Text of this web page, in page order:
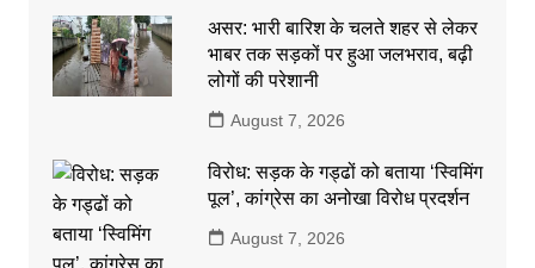
असर: भारी बारिश के चलते शहर से लेकर
भाबर तक सड़कों पर हुआ जलभराव, बढ़ी
लोगों की परेशानी
August 7, 2026
विरोध: सड़क के गड्ढों को बताया ‘स्विमिंग
पूल’, कांग्रेस का अनोखा विरोध प्रदर्शन
August 7, 2026